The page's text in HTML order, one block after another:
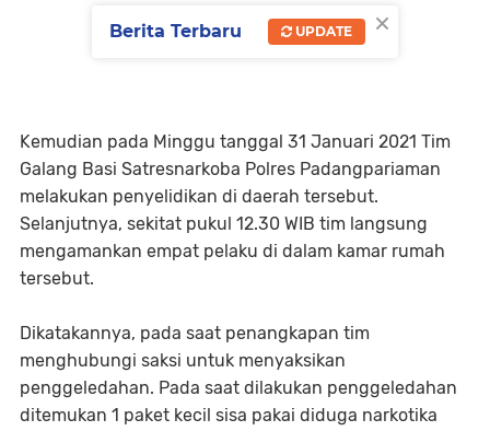
Kemudian pada Minggu tanggal 31 Januari 2021 Tim
Galang Basi Satresnarkoba Polres Padangpariaman
melakukan penyelidikan di daerah tersebut.
Selanjutnya, sekitat pukul 12.30 WIB tim langsung
mengamankan empat pelaku di dalam kamar rumah
tersebut.
Dikatakannya, pada saat penangkapan tim
menghubungi saksi untuk menyaksikan
penggeledahan. Pada saat dilakukan penggeledahan
ditemukan 1 paket kecil sisa pakai diduga narkotika
×
Berita Terbaru UPDATE